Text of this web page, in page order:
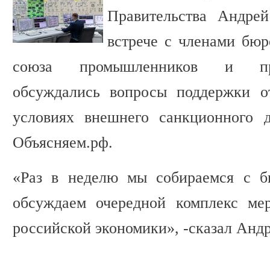
Правительства
встрече с членами
союза промышленников и
обсуждались вопросы поддержки
условиях внешнего санкционного
Объясняем.рф.
«Раз в неделю мы собираемся с
обсуждаем очередной комплекс
российской экономики», -сказал